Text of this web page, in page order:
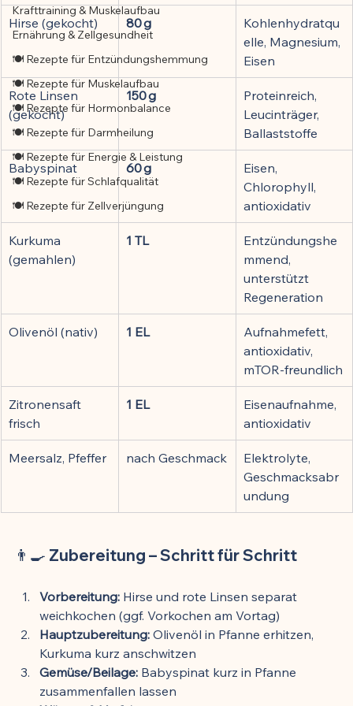
Krafttraining & Muskelaufbau
Ernährung & Zellgesundheit
🍽️ Rezepte für Entzündungshemmung
🍽️ Rezepte für Muskelaufbau
🍽️ Rezepte für Hormonbalance
🍽️ Rezepte für Darmheilung
🍽️ Rezepte für Energie & Leistung
🍽️ Rezepte für Schlafqualität
🍽️ Rezepte für Zellverjüngung
Hirse (gekocht) 80 g
Kohlenhydratqu
elle, Magnesium,
Eisen
Rote Linsen
(gekocht)
150 g
Proteinreich,
Leucinträger,
Ballaststoffe
Babyspinat 60 g
Eisen,
Chlorophyll,
antioxidativ
Kurkuma
(gemahlen)
1 TL
Entzündungshe
mmend,
unterstützt
Regeneration
Olivenöl (nativ) 1 EL
Aufnahmefett,
antioxidativ,
mTOR-freundlich
Zitronensaft
frisch
1 EL
Eisenaufnahme,
antioxidativ
Meersalz, Pfeffer nach Geschmack
Elektrolyte,
Geschmacksabr
undung
👨‍🍳 Zubereitung – Schritt für Schritt
Vorbereitung: Hirse und rote Linsen separat
weichkochen (ggf. Vorkochen am Vortag)
Hauptzubereitung: Olivenöl in Pfanne erhitzen,
Kurkuma kurz anschwitzen
Gemüse/Beilage: Babyspinat kurz in Pfanne
zusammenfallen lassen